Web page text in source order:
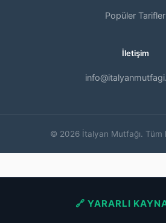
Popüler Tarifler
İletişim
© 2026 İtalyan Mutfağı. Tüm
🔗 YARARLI